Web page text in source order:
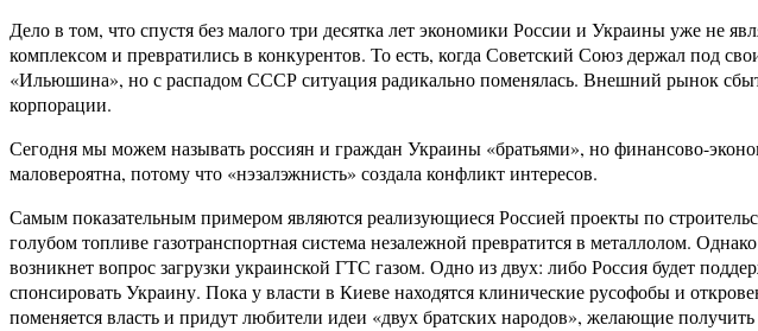
Дело в том, что спустя без малого три десятка лет экономики России и Украины уже не
комплексом и превратились в конкурентов. То есть, когда Советский Союз держал под
«Ильюшина», но с распадом СССР ситуация радикально поменялась. Внешний рынок
корпорации.
Сегодня мы можем называть россиян и граждан Украины «братьями», но финансово-
маловероятна, потому что «нэзалэжнисть» создала конфликт интересов.
Самым показательным примером являются реализующиеся Россией проекты по
голубом топливе газотранспортная система незалежной превратится в металлолом.
возникнет вопрос загрузки украинской ГТС газом. Одно из двух: либо Россия будет
спонсировать Украину. Пока у власти в Киеве находятся клинические русофобы и
поменяется власть и придут любители идеи «двух братских народов», желающие